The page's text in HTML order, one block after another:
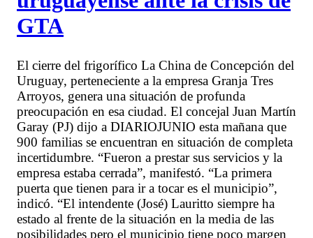
GTA
El cierre del frigorífico La China de Concepción del
Uruguay, perteneciente a la empresa Granja Tres
Arroyos, genera una situación de profunda
preocupación en esa ciudad. El concejal Juan Martín
Garay (PJ) dijo a DIARIOJUNIO esta mañana que
900 familias se encuentran en situación de completa
incertidumbre. “Fueron a prestar sus servicios y la
empresa estaba cerrada”, manifestó. “La primera
puerta que tienen para ir a tocar es el municipio”,
indicó. “El intendente (José) Lauritto siempre ha
estado al frente de la situación en la media de las
posibilidades pero el municipio tiene poco margen